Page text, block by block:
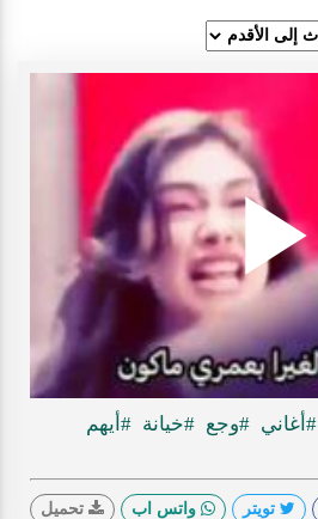
Play
#أغاني #وجع #خيانة #أيهم
تويتر واتس اب تحميل